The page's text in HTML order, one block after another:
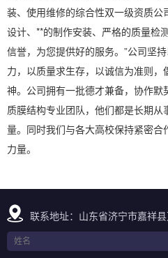
装、使用维修的综合性双一级资质公
设计、**的制作安装、严格的质量检
信誉，为您提供好的服务。”公司坚
力，以质量求生存，以诚信为准则
神。公司拥有一批德才兼备，协作
质膜结构专业团队，他们都是长期
量。同时我们与各大高校保持紧密
力量。
联系地址：山东省济宁市嘉祥